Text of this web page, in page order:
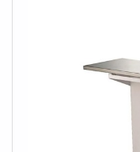
precisão nos
variados setores.No
tem como ponto de
o aumento da
que compõem sua
mas qualidade
Solution. Segue